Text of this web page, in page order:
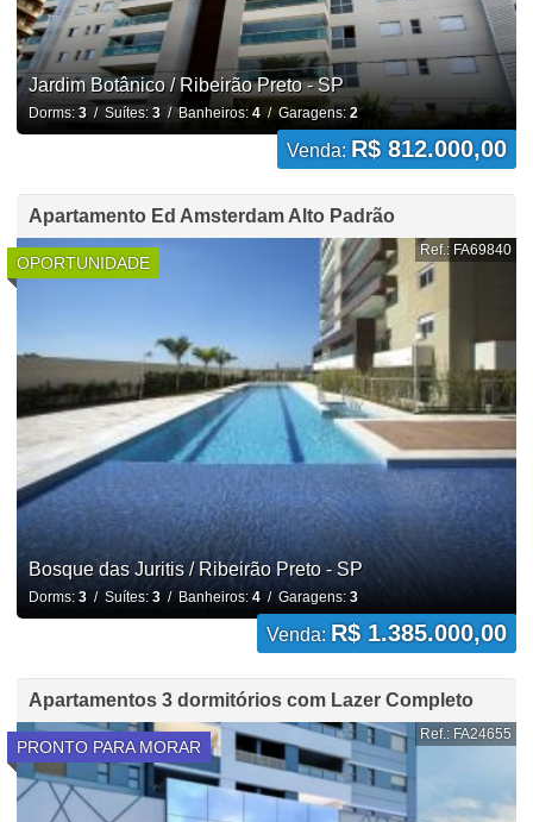
Jardim Botânico / Ribeirão Preto - SP
Dorms: 3/ Suítes: 3/ Banheiros: 4/ Garagens: 2
Venda: R$ 812.000,00
Apartamento Ed Amsterdam Alto Padrão
OPORTUNIDADE
Ref.: FA69840
Bosque das Juritis / Ribeirão Preto - SP
Dorms: 3/ Suítes: 3/ Banheiros: 4/ Garagens: 3
Venda: R$ 1.385.000,00
Apartamentos 3 dormitórios com Lazer Completo
PRONTO PARA MORAR
Ref.: FA24655